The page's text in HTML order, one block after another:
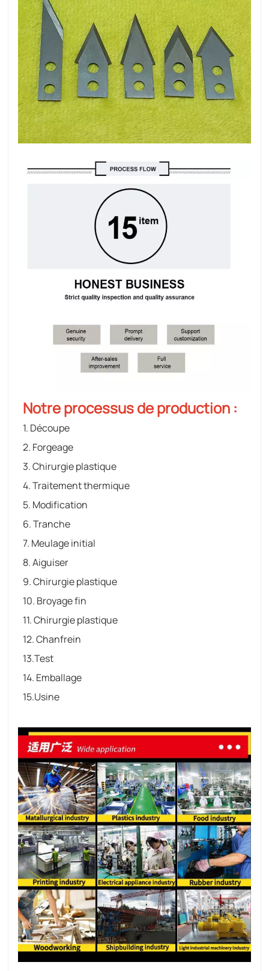
Notre processus de production :
1. Découpe
2. Forgeage
3. Chirurgie plastique
4. Traitement thermique
5. Modification
6. Tranche
7. Meulage initial
8. Aiguiser
9. Chirurgie plastique
10. Broyage fin
11. Chirurgie plastique
12. Chanfrein
13.Test
14. Emballage
15.Usine